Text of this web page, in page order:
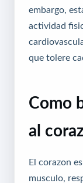
embargo,
actividad
que tolere
Como
al
El corazon
musculo,